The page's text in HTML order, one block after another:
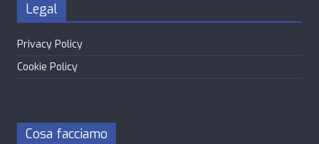
Legal
Privacy Policy
Cookie Policy
Cosa facciamo